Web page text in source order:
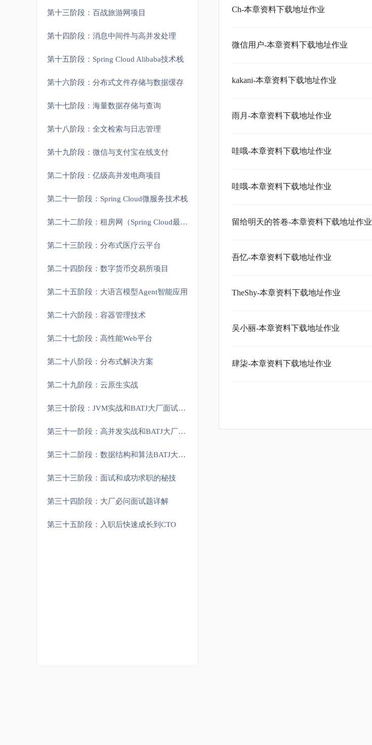
第十三阶段：百战旅游网项目
第十四阶段：消息中间件与高并发处理
第十五阶段：Spring Cloud Alibaba技术栈
第十六阶段：分布式文件存储与数据缓存
第十七阶段：海量数据存储与查询
第十八阶段：全文检索与日志管理
第十九阶段：微信与支付宝在线支付
第二十阶段：亿级高并发电商项目
第二十一阶段：Spring Cloud微服务技术栈
第二十二阶段：租房网（Spring Cloud最新架构）
第二十三阶段：分布式医疗云平台
第二十四阶段：数字货币交易所项目
第二十五阶段：大语言模型Agent智能应用
第二十六阶段：容器管理技术
第二十七阶段：高性能Web平台
第二十八阶段：分布式解决方案
第二十九阶段：云原生实战
第三十阶段：JVM实战和BATJ大厂面试重难点
第三十一阶段：高并发实战和BATJ大厂面试重难点
第三十二阶段：数据结构和算法BATJ大厂面试重难点
第三十三阶段：面试和成功求职的秘技
第三十四阶段：大厂必问面试题详解
第三十五阶段：入职后快速成长到CTO
Ch-本章资料下载地址作业
微信用户-本章资料下载地址作业
kakani-本章资料下载地址作业
雨月-本章资料下载地址作业
哇哦-本章资料下载地址作业
哇哦-本章资料下载地址作业
留给明天的答卷-本章资料下载地址作业
吾忆-本章资料下载地址作业
TheShy-本章资料下载地址作业
吴小丽-本章资料下载地址作业
肆柒-本章资料下载地址作业